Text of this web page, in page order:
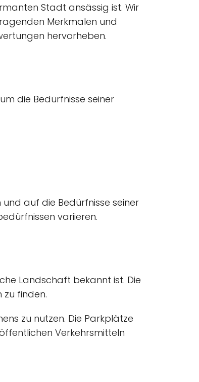
Stadt ansässig ist. Wir
Merkmalen und
hervorheben.
die Bedürfnisse seiner
auf die Bedürfnisse seiner
variieren.
Landschaft bekannt ist. Die
zu finden.
zu nutzen. Die Parkplätze
Verkehrsmitteln